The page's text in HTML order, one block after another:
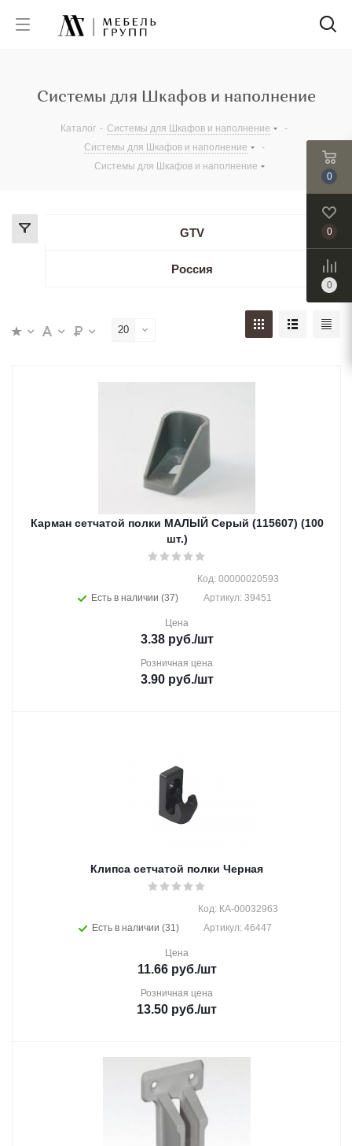
Системы для Шкафов и наполнение
Каталог - Системы для Шкафов и наполнение
-
Системы для Шкафов и наполнение
-
Системы для Шкафов и наполнение
GTV
Россия
20
Карман сетчатой полки МАЛЫЙ Серый (115607) (100
шт.)
Есть в наличии (37)
Код: 00000020593
Артикул: 39451
Цена
3.38руб./шт
Розничная цена
3.90руб./шт
Клипса сетчатой полки Черная
Есть в наличии (31)
Код: КА-00032963
Артикул: 46447
Цена
11.66руб./шт
Розничная цена
13.50 руб./шт
0
0
0